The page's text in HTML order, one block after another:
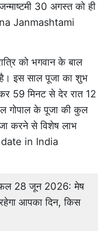
30 अगस्त को ही
Janmashtami
को भगवान के बाल
इस साल पूजा का शुभ
59 मिनट से देर रात 12
गोपाल के पूजा की कुल
करने से विशेष लाभ
date in India
28 जून 2026: मेष
आपका दिन, किस